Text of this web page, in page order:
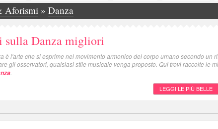
Aforismi » Danza
sulla Danza migliori
è l'arte che si esprime nel movimento armonico del corpo umano secondo un
gli osservatori, qualsiasi stile musicale venga proposto. Qui trovi raccolte le
LEGGI LE PIÙ BELLE